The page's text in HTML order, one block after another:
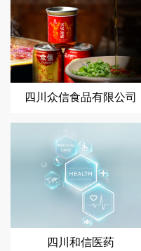
四川众信食品有限公司
四川和信医药